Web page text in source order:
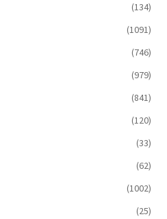
(134)
(1091)
(746)
(979)
(841)
(120)
(33)
(62)
(1002)
(25)